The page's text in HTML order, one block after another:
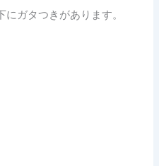
ガタつきがあります。